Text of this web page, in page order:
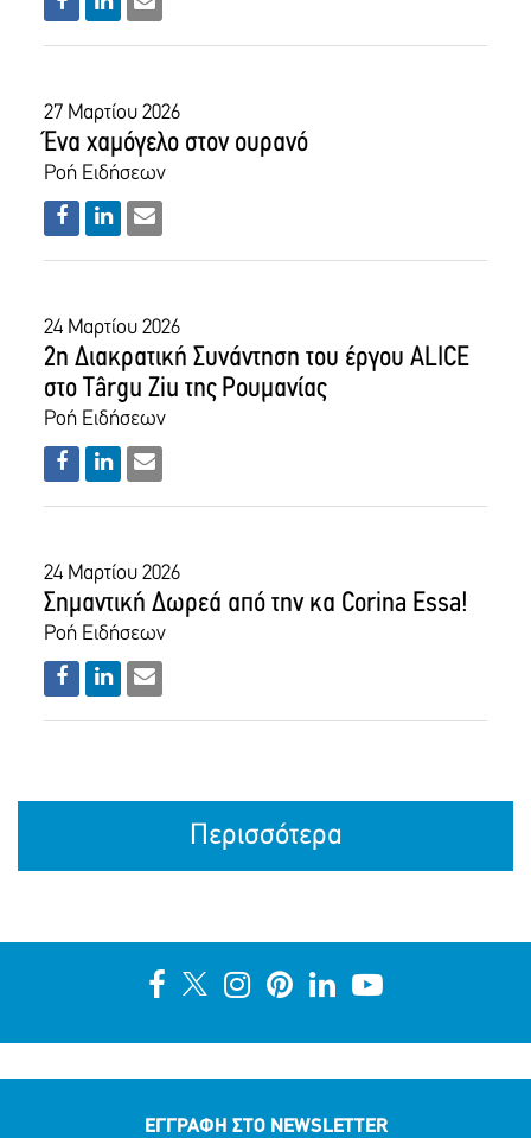
27 Μαρτίου 2026
Ένα χαμόγελο στον ουρανό
Ροή Ειδήσεων
24 Μαρτίου 2026
2η Διακρατική Συνάντηση του έργου ALICE
στο Târgu Ziu της Ρουμανίας
Ροή Ειδήσεων
24 Μαρτίου 2026
Σημαντική Δωρεά από την κα Corina Essa!
Ροή Ειδήσεων
Περισσότερα
ΕΓΓΡΑΦΗ ΣΤΟ NEWSLETTER